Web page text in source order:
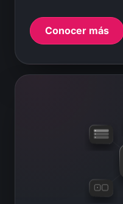
Conocer más